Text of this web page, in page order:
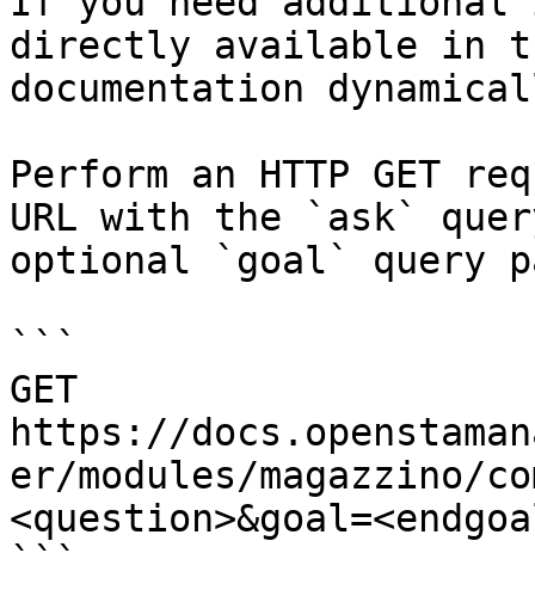
directly available in
documentation
Perform an HTTP GET
URL with the `ask`
optional `goal` query
```
GET
https://
er/modules/magazzino/
```